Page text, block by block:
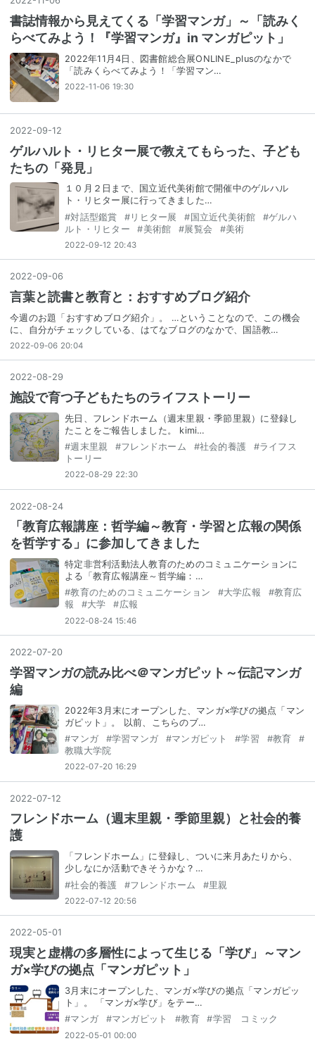
書誌情報から見えてくる「学習マンガ」～「読みく
らべてみよう！『学習マンガ』in マンガピット」
2022年11月4日、図書館総合展ONLINE_plusのなかで
「読みくらべてみよう！「学習マン…
2022-11-06 19:30
2022-09-12
ゲルハルト・リヒター展で教えてもらった、子ども
たちの「発見」
１０月２日まで、国立近代美術館で開催中のゲルハル
ト・リヒター展に行ってきました…
#対話型鑑賞 # リヒター展 #国立近代美術館 #ゲルハ
ルト・リヒター
#美術館 #展覧会 #美術
2022-09-12 20:43
2022-09-06
言葉と読書と教育と：おすすめブログ紹介
今週のお題「おすすめブログ紹介」。 …ということなので、この機会
に、自分がチェックしている、はてなブログのなかで、国語教…
2022-09-06 20:04
2022-08-29
施設で育つ子どもたちのライフストーリー
先日、フレンドホーム（週末里親・季節里親）に登録し
たことをご報告しました。 kimi…
#週末里親 #フレンドホーム #社会的養護 #ライフス
トーリー
2022-08-29 22:30
2022-08-24
「教育広報講座：哲学編～教育・学習と広報の関係
を哲学する」に参加してきました
特定非営利活動法人教育のためのコミュニケーションに
よる「教育広報講座～哲学編：…
#教育のためのコミュニケーション #大学広報 #教育広
報
#大学 #広報
2022-08-24 15:46
2022-07-20
学習マンガの読み比べ＠マンガピット～伝記マンガ
編
2022年3月末にオープンした、マンガ×学びの拠点「マン
ガピット」。 以前、こちらのブ…
#マンガ #学習マンガ #マンガピット #学習 #教育
#
教職大学院
2022-07-20 16:29
2022-07-12
フレンドホーム（週末里親・季節里親）と社会的養
護
「フレンドホーム」に登録し、ついに来月あたりから、
少しなにか活動できそうかな？…
#社会的養護 #フレンドホーム #里親
2022-07-12 20:56
2022-05-01
現実と虚構の多層性によって生じる「学び」～マン
ガ×学びの拠点「マンガピット」
3月末にオープンした、マンガ×学びの拠点「マンガピッ
ト」。 「マンガ×学び」をテー…
#マンガ #マンガピット #教育 #学習 コミック
2022-05-01 00:00